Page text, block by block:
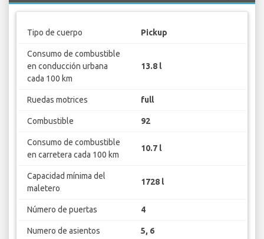
Tipo de cuerpo Pickup
Consumo de combustible
en conducción urbana
cada 100 km
13.8 l
Ruedas motrices full
Combustible 92
Consumo de combustible
en carretera cada 100 km
10.7 l
Capacidad mínima del
maletero
1728 l
Número de puertas 4
Numero de asientos 5, 6